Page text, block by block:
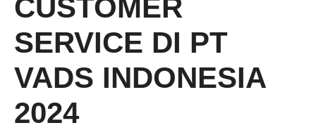
CUSTOMER
SERVICE DI PT
VADS INDONESIA
2024